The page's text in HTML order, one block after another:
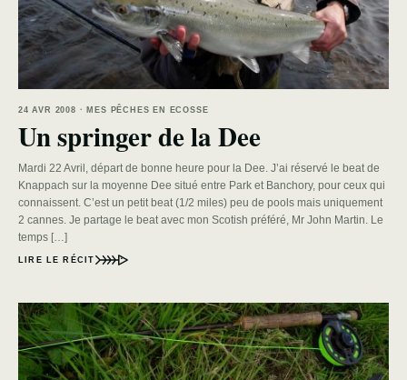
24 AVR 2008 · MES PÊCHES EN ECOSSE
Un springer de la Dee
Mardi 22 Avril, départ de bonne heure pour la Dee. J’ai réservé le beat de
Knappach sur la moyenne Dee situé entre Park et Banchory, pour ceux qui
connaissent. C’est un petit beat (1/2 miles) peu de pools mais uniquement
2 cannes. Je partage le beat avec mon Scotish préféré, Mr John Martin. Le
temps […]
LIRE LE RÉCIT